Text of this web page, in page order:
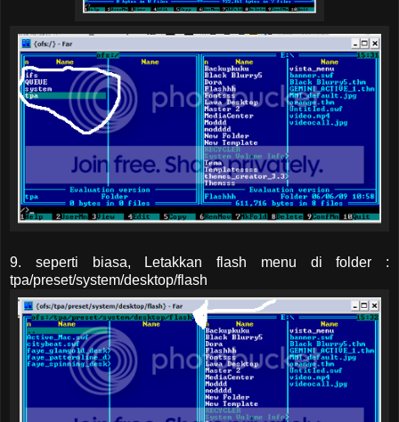
9. seperti biasa, Letakkan flash menu di folder :
tpa/preset/system/desktop/flash